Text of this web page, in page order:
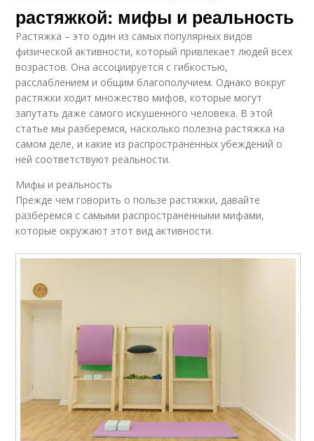
растяжкой: мифы и реальность
Растяжка – это один из самых популярных видов
физической активности, который привлекает людей всех
возрастов. Она ассоциируется с гибкостью,
расслаблением и общим благополучием. Однако вокруг
растяжки ходит множество мифов, которые могут
запутать даже самого искушенного человека. В этой
статье мы разберемся, насколько полезна растяжка на
самом деле, и какие из распространенных убеждений о
ней соответствуют реальности.
Мифы и реальность
Прежде чем говорить о пользе растяжки, давайте
разберемся с самыми распространенными мифами,
которые окружают этот вид активности.